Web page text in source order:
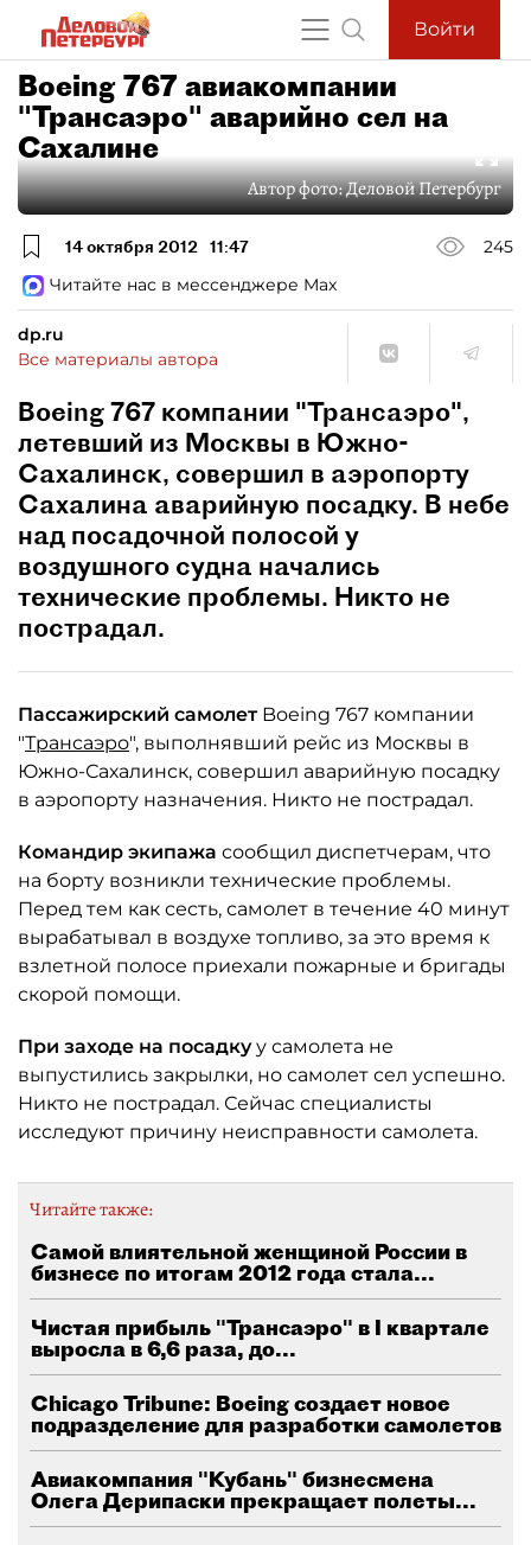
Войти
Boeing 767 авиакомпании
"Трансаэро" аварийно сел на
Сахалине
Автор фото:Деловой Петербург
14 октября 2012 11:47
245
Читайте нас в мессенджере Max
dp.ru
Все материалы автора
Boeing 767 компании "Трансаэро",
летевший из Москвы в Южно-
Сахалинск, совершил в аэропорту
Сахалина аварийную посадку. В небе
над посадочной полосой у
воздушного судна начались
технические проблемы. Никто не
пострадал.
Пассажирский самолет Boeing 767 компании
"Трансаэро", выполнявший рейс из Москвы в
Южно-Сахалинск, совершил аварийную посадку
в аэропорту назначения. Никто не пострадал.
Командир экипажа сообщил диспетчерам, что
на борту возникли технические проблемы.
Перед тем как сесть, самолет в течение 40 минут
вырабатывал в воздухе топливо, за это время к
взлетной полосе приехали пожарные и бригады
скорой помощи.
При заходе на посадкуу самолета не
выпустились закрылки, но самолет сел успешно.
Никто не пострадал. Сейчас специалисты
исследуют причину неисправности самолета.
Читайте также:
Самой влиятельной женщиной России в
бизнесе по итогам 2012 года стала...
Чистая прибыль "Трансаэро" в I квартале
выросла в 6,6 раза, до...
Chicago Tribune: Boeing создает новое
подразделение для разработки самолетов
Авиакомпания "Кубань" бизнесмена
Олега Дерипаски прекращает полеты...